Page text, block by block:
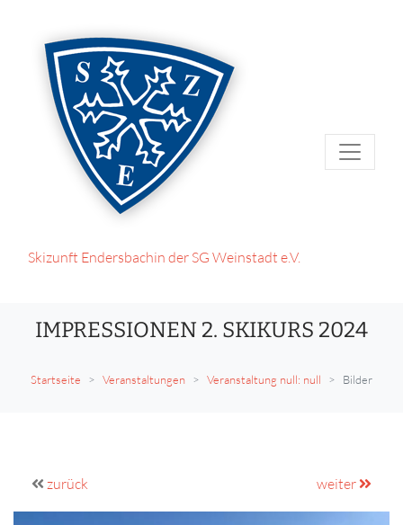
Skizunft Endersbachin der SG Weinstadt e.V.
IMPRESSIONEN 2. SKIKURS 2024
Startseite Veranstaltungen Veranstaltung null: null Bilder
zurück weiter